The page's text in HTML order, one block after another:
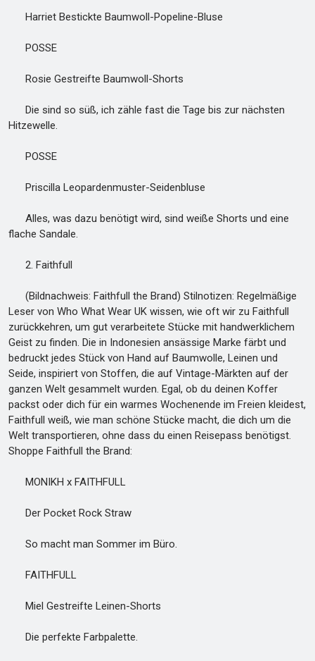
Harriet Bestickte Baumwoll-Popeline-Bluse
POSSE
Rosie Gestreifte Baumwoll-Shorts
Die sind so süß, ich zähle fast die Tage bis zur nächsten
Hitzewelle.
POSSE
Priscilla Leopardenmuster-Seidenbluse
Alles, was dazu benötigt wird, sind weiße Shorts und eine
flache Sandale.
2. Faithfull
(Bildnachweis: Faithfull the Brand) Stilnotizen: Regelmäßige
Leser von Who What Wear UK wissen, wie oft wir zu Faithfull
zurückkehren, um gut verarbeitete Stücke mit handwerklichem
Geist zu finden. Die in Indonesien ansässige Marke färbt und
bedruckt jedes Stück von Hand auf Baumwolle, Leinen und
Seide, inspiriert von Stoffen, die auf Vintage-Märkten auf der
ganzen Welt gesammelt wurden. Egal, ob du deinen Koffer
packst oder dich für ein warmes Wochenende im Freien kleidest,
Faithfull weiß, wie man schöne Stücke macht, die dich um die
Welt transportieren, ohne dass du einen Reisepass benötigst.
Shoppe Faithfull the Brand:
MONIKH x FAITHFULL
Der Pocket Rock Straw
So macht man Sommer im Büro.
FAITHFULL
Miel Gestreifte Leinen-Shorts
Die perfekte Farbpalette.